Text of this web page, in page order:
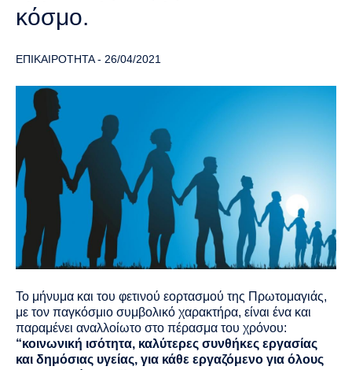
κόσμο.
ΕΠΙΚΑΙΡΟΤΗΤΑ- 26/04/2021
Το μήνυμα και του φετινού εορτασμού της Πρωτομαγιάς,
με τον παγκόσμιο συμβολικό χαρακτήρα, είναι ένα και
παραμένει αναλλοίωτο στο πέρασμα του χρόνου:
“κοινωνική ισότητα, καλύτερες συνθήκες εργασίας
και δημόσιας υγείας, για κάθε εργαζόμενο για όλους